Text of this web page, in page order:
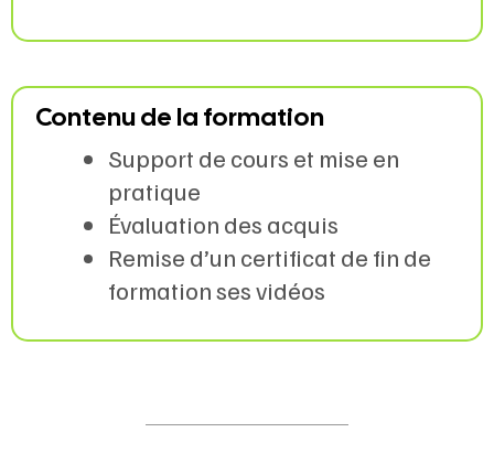
Contenu de la formation
Support de cours et mise en
pratique
Évaluation des acquis
Remise d’un certificat de fin de
formation ses vidéos